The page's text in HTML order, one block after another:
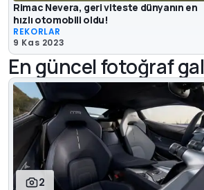
Rimac Nevera, geri viteste dünyanın en
hızlı otomobili oldu!
REKORLAR
9 Kas 2023
En güncel fotoğraf
2